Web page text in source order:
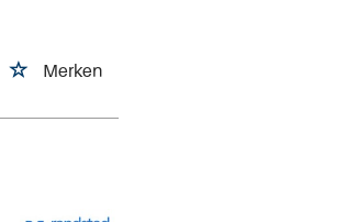
Merken